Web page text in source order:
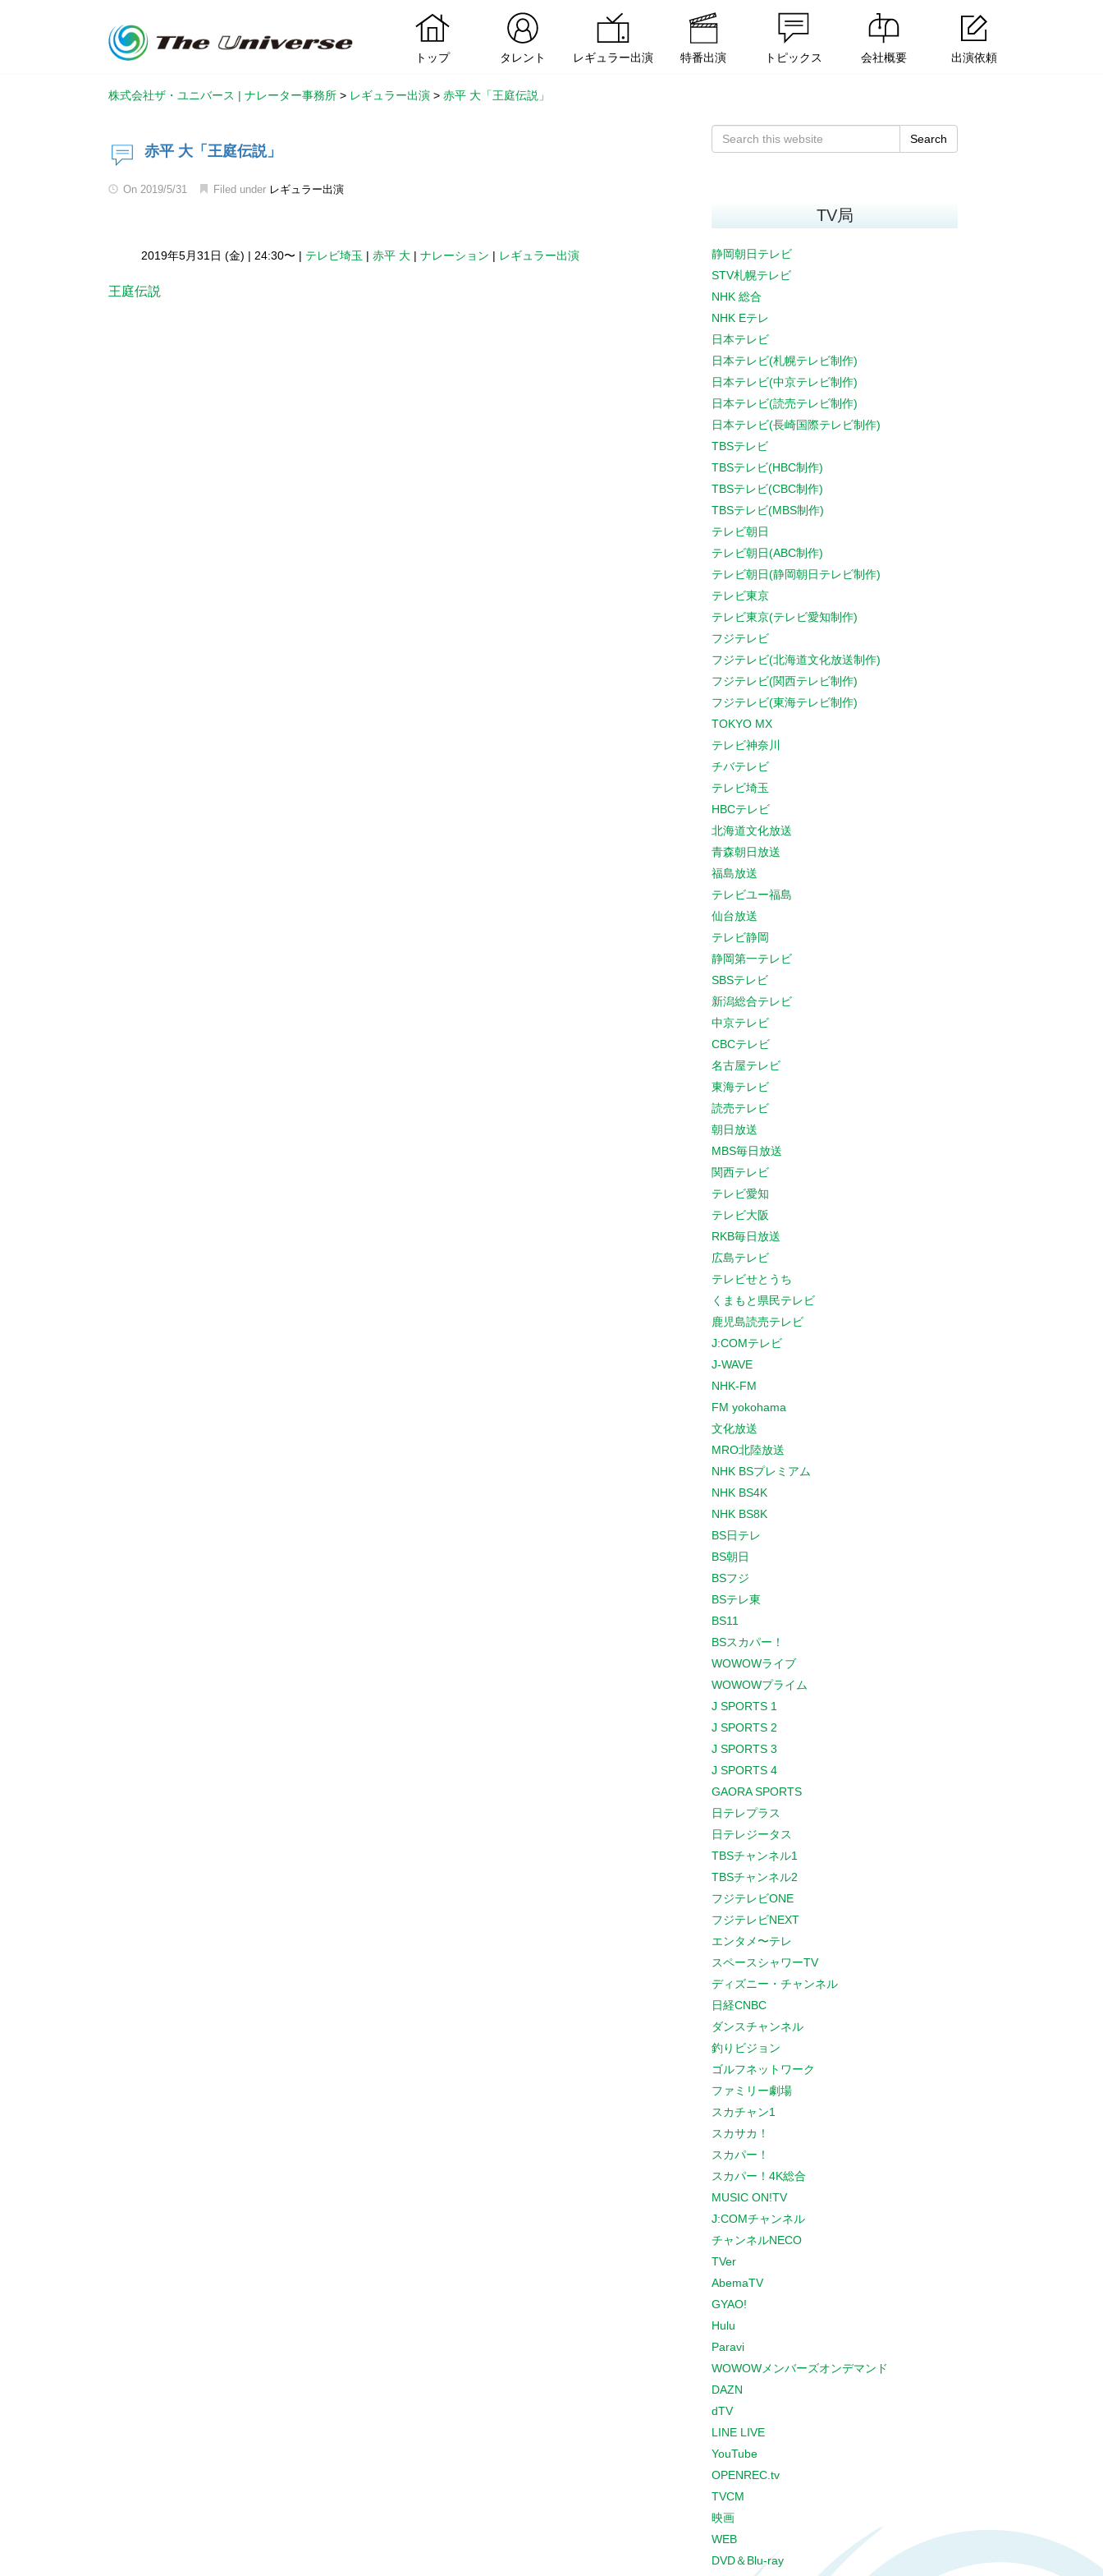
トップ タレント レギュラー出演 特番出演 トピックス 会社概要 出演依頼
株式会社ザ・ユニバース | ナレーター事務所 > レギュラー出演 > 赤平 大「王庭伝説」
赤平 大「王庭伝説」
On 2019/5/31 Filed under レギュラー出演
2019年5月31日 (金) | 24:30〜 | テレビ埼玉 | 赤平 大 | ナレーション | レギュラー出演
王庭伝説
Search
TV局
静岡朝日テレビ
STV札幌テレビ
NHK 総合
NHK Eテレ
日本テレビ
日本テレビ(札幌テレビ制作)
日本テレビ(中京テレビ制作)
日本テレビ(読売テレビ制作)
日本テレビ(長崎国際テレビ制作)
TBSテレビ
TBSテレビ(HBC制作)
TBSテレビ(CBC制作)
TBSテレビ(MBS制作)
テレビ朝日
テレビ朝日(ABC制作)
テレビ朝日(静岡朝日テレビ制作)
テレビ東京
テレビ東京(テレビ愛知制作)
フジテレビ
フジテレビ(北海道文化放送制作)
フジテレビ(関西テレビ制作)
フジテレビ(東海テレビ制作)
TOKYO MX
テレビ神奈川
チバテレビ
テレビ埼玉
HBCテレビ
北海道文化放送
青森朝日放送
福島放送
テレビユー福島
仙台放送
テレビ静岡
静岡第一テレビ
SBSテレビ
新潟総合テレビ
中京テレビ
CBCテレビ
名古屋テレビ
東海テレビ
読売テレビ
朝日放送
MBS毎日放送
関西テレビ
テレビ愛知
テレビ大阪
RKB毎日放送
広島テレビ
テレビせとうち
くまもと県民テレビ
鹿児島読売テレビ
J:COMテレビ
J-WAVE
NHK-FM
FM yokohama
文化放送
MRO北陸放送
NHK BSプレミアム
NHK BS4K
NHK BS8K
BS日テレ
BS朝日
BSフジ
BSテレ東
BS11
BSスカパー！
WOWOWライブ
WOWOWプライム
J SPORTS 1
J SPORTS 2
J SPORTS 3
J SPORTS 4
GAORA SPORTS
日テレプラス
日テレジータス
TBSチャンネル1
TBSチャンネル2
フジテレビONE
フジテレビNEXT
エンタメ〜テレ
スペースシャワーTV
ディズニー・チャンネル
日経CNBC
ダンスチャンネル
釣りビジョン
ゴルフネットワーク
ファミリー劇場
スカチャン1
スカサカ！
スカパー！
スカパー！4K総合
MUSIC ON!TV
J:COMチャンネル
チャンネルNECO
TVer
AbemaTV
GYAO!
Hulu
Paravi
WOWOWメンバーズオンデマンド
DAZN
dTV
LINE LIVE
YouTube
OPENREC.tv
TVCM
映画
WEB
DVD＆Blu-ray